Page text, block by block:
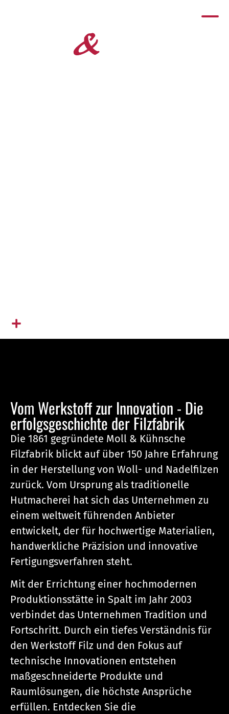
Vom Werkstoff zur Innovation - Die
erfolgsgeschichte der Filzfabrik
Die 1861 gegründete Moll & Kühnsche
Filzfabrik blickt auf über 150 Jahre Erfahrung
in der Herstellung von Woll- und Nadelfilzen
zurück. Vom Ursprung als traditionelle
Hutmacherei hat sich das Unternehmen zu
einem weltweit führenden Anbieter
entwickelt, der für hochwertige Materialien,
handwerkliche Präzision und innovative
Fertigungsverfahren steht.
Mit der Errichtung einer hochmodernen
Produktionsstätte in Spalt im Jahr 2003
verbindet das Unternehmen Tradition und
Fortschritt. Durch ein tiefes Verständnis für
den Werkstoff Filz und den Fokus auf
technische Innovationen entstehen
maßgeschneiderte Produkte und
Raumlösungen, die höchste Ansprüche
erfüllen. Entdecken Sie die